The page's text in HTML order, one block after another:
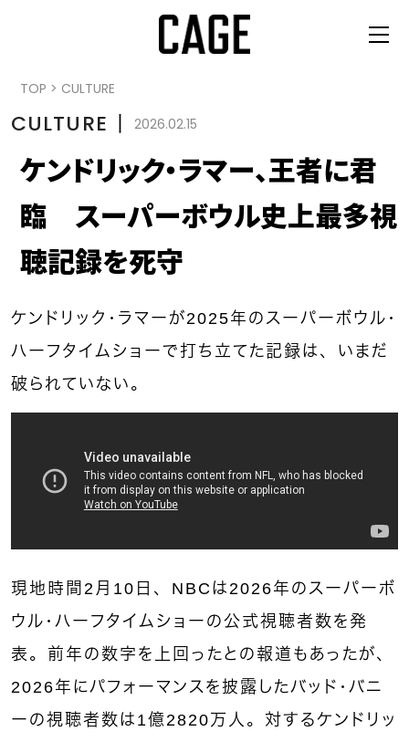
TOP > CULTURE
CULTURE 丨 2026.02.15
​​ケンドリック・ラマー、王者に君
臨 スーパーボウル史上最多視
聴記録を死守
ケンドリック・ラマーが2025年のスーパーボウル・
ハーフタイムショーで打ち立てた記録は、いまだ
破られていない。
現地時間2月10日、NBCは2026年のスーパーボ
ウル・ハーフタイムショーの公式視聴者数を発
表。前年の数字を上回ったとの報道もあったが、
2026年にパフォーマンスを披露したバッド・バニ
ーの視聴者数は1億2820万人。対するケンドリッ